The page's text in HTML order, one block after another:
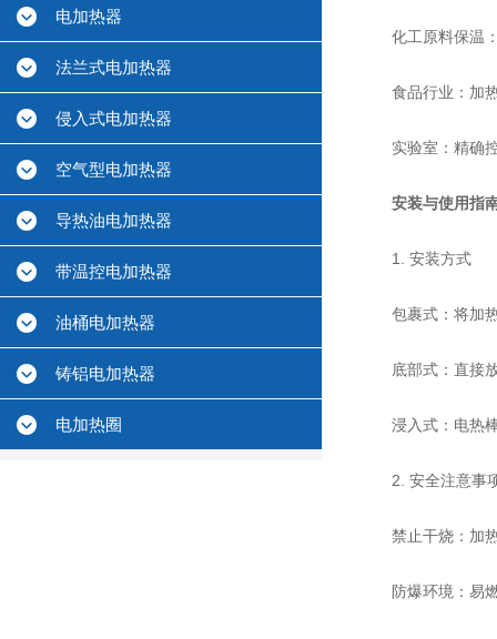
电加热器
法兰式电加热器
侵入式电加热器
空气型电加热器
导热油电加热器
带温控电加热器
油桶电加热器
铸铝电加热器
电加热圈
化工原料保温：
食品行业：加热
实验室：精确控
安装与使用指
1. 安装方式
包裹式：将加热
底部式：直接放
浸入式：电热棒
2. 安全注意事
禁止干烧：加热
防爆环境：易燃